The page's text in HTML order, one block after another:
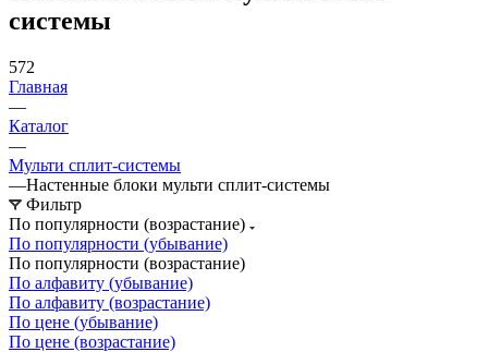
системы
572
Главная
—
Каталог
—
Мульти сплит-системы
—Настенные блоки мульти сплит-системы
Фильтр
По популярности (возрастание)
По популярности (убывание)
По популярности (возрастание)
По алфавиту (убывание)
По алфавиту (возрастание)
По цене (убывание)
По цене (возрастание)